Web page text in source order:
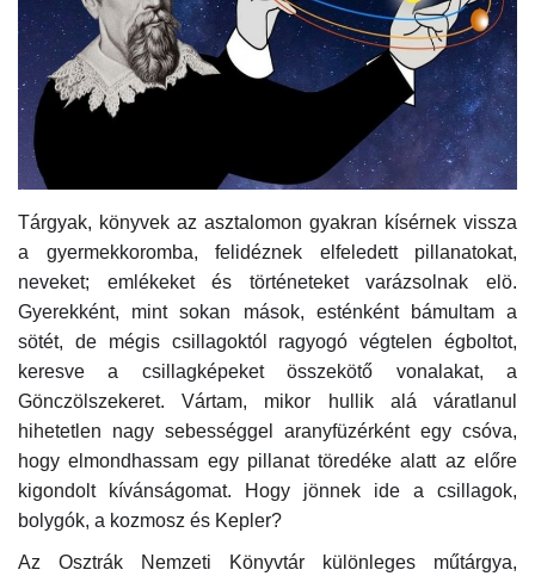
Kultúra
Történelem
Egészség
Gazdaság
Művészet
Sport
Sajtó
Rendezvény
Humor
Tárgyak, könyvek az asztalomon gyakran kísérnek vissza
a gyermekkoromba, felidéznek elfeledett pillanatokat,
neveket; emlékeket és történeteket varázsolnak elö.
Gyerekként, mint sokan mások, esténként bámultam a
sötét, de mégis csillagoktól ragyogó végtelen égboltot,
keresve a csillagképeket összekötő vonalakat, a
Gönczölszekeret. Vártam, mikor hullik alá váratlanul
hihetetlen nagy sebességgel aranyfüzérként egy csóva,
hogy elmondhassam egy pillanat töredéke alatt az előre
kigondolt kívánságomat. Hogy jönnek ide a csillagok,
bolygók, a kozmosz és Kepler?
Az Osztrák Nemzeti Könyvtár különleges műtárgya,